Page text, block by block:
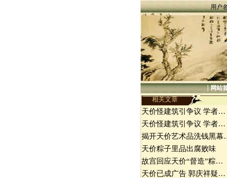
用户
|网站
相关文章
天价怪建筑引争议 学者…
天价怪建筑引争议 学者…
揭开天价艺术品洗钱黑
天价粽子里品出腐败味
故宫回应天价“督造”粽…
天价已成广告 郭庆祥疑…